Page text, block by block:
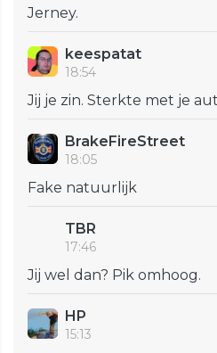
Jerney.
keespatat
18:54
Jij je zin. Sterkte met je
BrakeFireStreet
18:05
Fake natuurlijk
TBR
17:46
Jij wel dan? Pik omhoog.
HP
15:13